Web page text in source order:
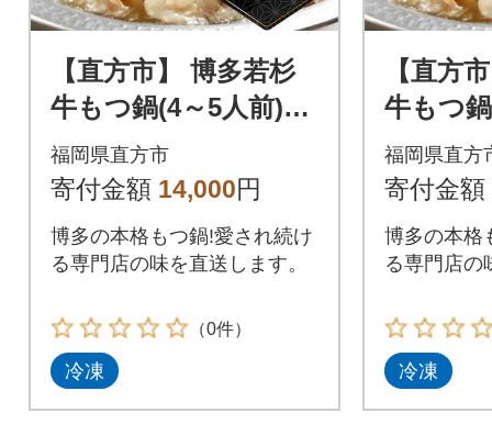
【直方市】 博多若杉
牛もつ鍋(4～5人前)醤
油味(麺付)
福岡県直方市
寄付金額 14,000円
博多の本格もつ鍋!愛され続け
る専門店の味を直送します。
（0件）
冷凍
【直方
牛もつ
醤油味(
福岡県直方
寄付金額
博多の本格
る専門店の
冷凍